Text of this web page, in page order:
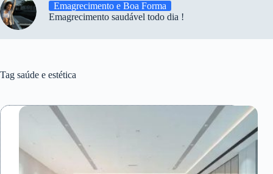
Emagrecimento e Boa Forma
Emagrecimento saudável todo dia !
Tag saúde e estética